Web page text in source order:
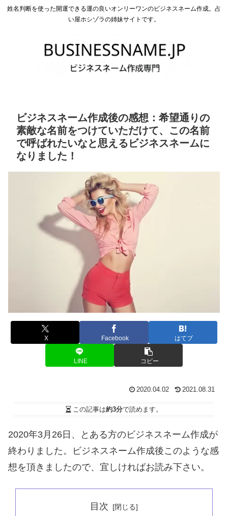
姓名判断を使った開運できる運の良いオンリーワンのビジネスネーム作成。占
い屋ホシゾラの姉妹サイトです。
ビジネスネーム作成後の感想：希望通りの
素敵な名前をつけていただけて、この名前
で呼ばれたいなと思えるビジネスネームに
なりました！
X Facebook はてブ
LINE コピー
2020.04.02 2021.08.31
この記事は約3分で読めます。
2020年3月26日、とある方のビジネスネーム作成が
終わりました。ビジネスネーム作成後このような感
想を頂きましたので、宜しければお読み下さい。
目次